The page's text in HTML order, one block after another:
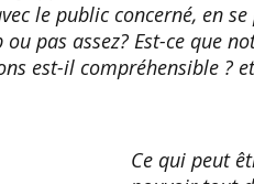
le public concerné, en
ou pas assez? Est-ce que
est-il compréhensible ?
Ce qui peut